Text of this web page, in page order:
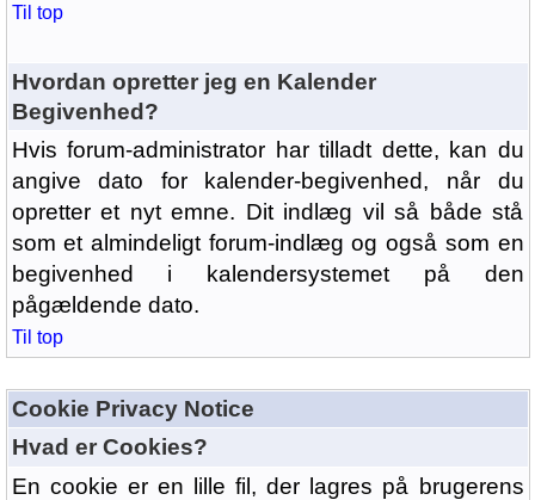
Til top
Hvordan opretter jeg en Kalender
Begivenhed?
Hvis forum-administrator har tilladt dette, kan du
angive dato for kalender-begivenhed, når du
opretter et nyt emne. Dit indlæg vil så både stå
som et almindeligt forum-indlæg og også som en
begivenhed i kalendersystemet på den
pågældende dato.
Til top
Cookie Privacy Notice
Hvad er Cookies?
En cookie er en lille fil, der lagres på brugerens